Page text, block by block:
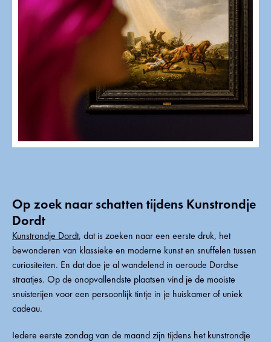
Op zoek naar schatten tijdens Kunstrondje
Dordt
Kunstrondje Dordt, dat is zoeken naar een eerste druk, het
bewonderen van klassieke en moderne kunst en snuffelen tussen
curiositeiten. En dat doe je al wandelend in oeroude Dordtse
straatjes. Op de onopvallendste plaatsen vind je de mooiste
snuisterijen voor een persoonlijk tintje in je huiskamer of uniek
cadeau.
Iedere eerste zondag van de maand zijn tijdens het kunstrondje